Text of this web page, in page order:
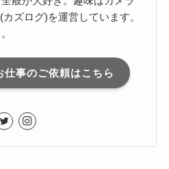
ズログ)を運営しています。
仕事のご依頼はこちら